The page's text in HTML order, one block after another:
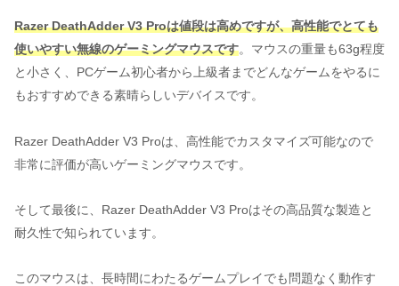
Razer DeathAdder V3 Proは値段は高めですが、高性能でとても
使いやすい無線のゲーミングマウスです。マウスの重量も63g程度
と小さく、PCゲーム初心者から上級者までどんなゲームをやるに
もおすすめできる素晴らしいデバイスです。
Razer DeathAdder V3 Proは、高性能でカスタマイズ可能なので
非常に評価が高いゲーミングマウスです。
そして最後に、Razer DeathAdder V3 Proはその高品質な製造と
耐久性で知られています。
このマウスは、長時間にわたるゲームプレイでも問題なく動作す